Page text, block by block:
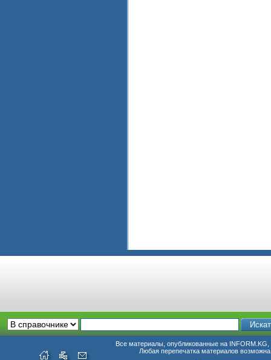
Все материалы, опубликованные на INFORM.KG,
Любая перепечатка материалов